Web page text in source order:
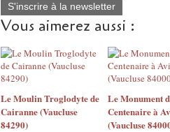
S'inscrire à la newsletter
Vous aimerez aussi :
Le Moulin Troglodyte de
Cairanne (Vaucluse
84290)
Le Monument
Centenaire à
(Vaucluse